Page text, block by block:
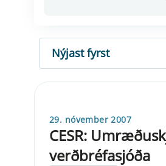
RÖÐUN
29. nóvember 2007
CESR:
verðbréfasjóða